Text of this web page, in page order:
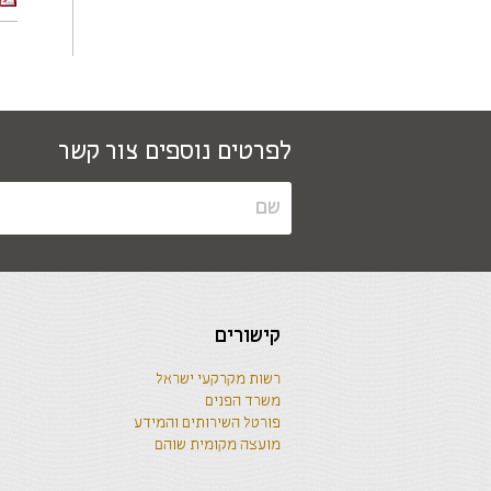
לפרטים נוספים צור קשר
קישורים
רשות מקרקעי ישראל
משרד הפנים
פורטל השירותים והמידע
מועצה מקומית שוהם